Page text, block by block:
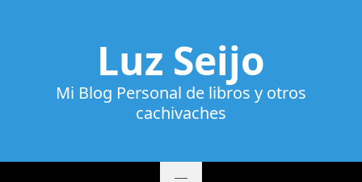
Luz Seijo
Mi Blog Personal de libros y otros
cachivaches